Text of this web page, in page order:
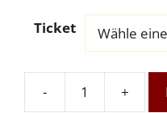
Ticket
- +